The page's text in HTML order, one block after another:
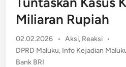
Miliaran Rupiah
02.02.2026 • Posted
in
Aksi, Reaksi •
DPRD Maluku, Info Kejadian
Bank BRI